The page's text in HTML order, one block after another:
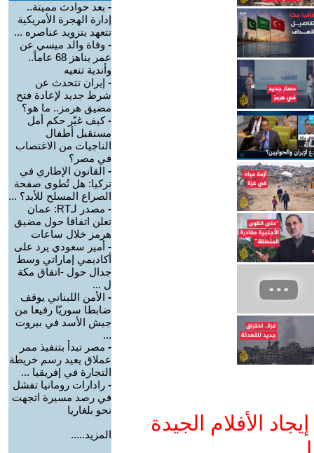
الأفلام الجيدة
- بعد حوادث مميتة..
إدارة الهجرة الأمريكية
تتعهد بتزويد عناصره ...
- وفاة والد ميسي عن
عمر يناهز 68 عاماً..
وأندية تنعيه
- إيران تتحدث عن
شرط جديد لإعادة فتح
مضيق هرمز.. ما هو؟
-كيف غيّر حكم أمل
مستقبل أطفال
الناجيات من الاغتصاب
في مصر؟
- القانون الإطاري في
تركيا: هل تُطوى صفحة
الصراع المسلح للأبد؟ ...
-
مصدر لـRT: عمان
تعلن اتفاقا حول مضيق
هرمز خلال ساعات
- أمير سعودي يرد على
أكاديمي إماراتي وسط
جدال حول -اتفاق مكة
ل ...
- الأمن اللبناني يوقف
ضابطا سوريّا رفيعا من
جيش الأسد في بيروت
...
- مصر تبدأ بتنفيذ ممر
عملاق يعيد رسم خريطة
التجارة في إفريقيا ...
- رادارات رومانيا تفشل
في رصد مسيرة اتجهت
نحو بلغاريا
المزيد.....